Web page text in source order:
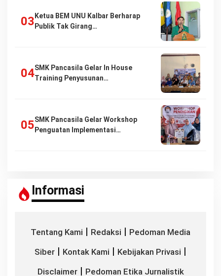
Ketua BEM UNU Kalbar Berharap
Publik Tak Girang…
SMK Pancasila Gelar In House
Training Penyusunan…
SMK Pancasila Gelar Workshop
Penguatan Implementasi…
Informasi
Tentang Kami | Redaksi | Pedoman Media
Siber | Kontak Kami | Kebijakan Privasi |
Disclaimer| Pedoman Etika Jurnalistik